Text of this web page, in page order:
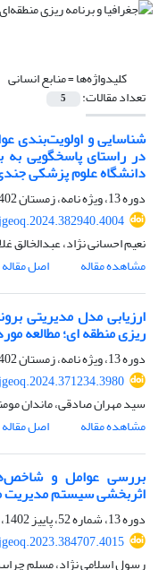
کلیدواژه‌ها =منابع انسانی
تعداد مقالات: 5
شناسایی و اولویت‌بندی
در راستای پاسخگویی
دانشگاه علوم پزشکی
دوره 13، ویژه نامه، زمستان 1402، صفحه
نعیم احسانی نژاد، عبدالخالق
مشاهده مقاله
اصل مقاله
ارزیابی مدل مدیریتی
ریزی منطقه ای؛ مطالعه
دوره 13، ویژه نامه، زمستان 1402، صفحه
سید مهران صادقی، ماندان
مشاهده مقاله
اصل مقاله
بررسی عوامل و
اثربخشی سیستم مدیریت
دوره 13، شماره 52، پاییز 1402، صفحه
رسول اسلامی نژاد، مسلم